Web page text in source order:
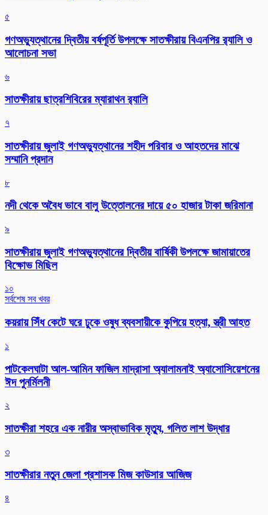
৫
গণঅভ্যুত্থানের দ্বিতীয় বর্ষপূর্তি উপলক্ষে সাতক্ষীরায় বিএনপির র‌্যালি ও
আলোচনা সভা
৬
সাতক্ষীরায় ছাত্রশিবিরের ম্যারাথন র‌্যালি
৭
সাতক্ষীরায় জুলাই গণঅভ্যুত্থানের শহীদ পরিবার ও আহতদের মাঝে
সম্মানি প্রদান
৮
নদী থেকে অবৈধ ভাবে বালু উত্তোলনের দায়ে ৫০ হাজার টাকা জরিমানা
৯
সাতক্ষীরায় জুলাই গণঅভ্যুত্থানের দ্বিতীয় বার্ষিকী উপলক্ষে জামায়াতের
বিক্ষোভ মিছিল
১০
সর্বশেষ সব খবর
কয়রায় সিঁধ কেটে ঘরে ঢুকে ওষুধ ব্যবসায়ীকে কুপিয়ে হত্যা, স্ত্রী আহত
১
পাটকেলঘাটা আল-আমিন ফাজিল মাদ্রাসা অ্যালামনাই অ্যাসোসিয়েশনের
ঈদ পুনর্মিলনী
২
সাতক্ষীরা শহরে এক নারীর অস্বাভাবিক মৃত্যু, গলিত লাশ উদ্ধার
৩
সাতক্ষীরার নতুন জেলা প্রশাসক মিজ কাউসার আজিজ
৪